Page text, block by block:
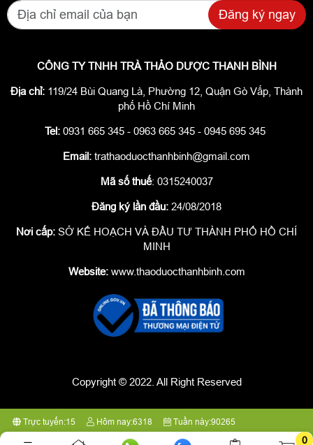
Đăng ký ngay
CÔNG TY TNHH TRÀ THẢO DƯỢC THANH BÌNH
Địa chỉ: 119/24 Bùi Quang Là, Phường 12, Quận Gò Vấp, Thành
phố Hồ Chí Minh
Tel: 0931 665 345 - 0963 665 345 - 0945 695 345
Email: trathaoduocthanhbinh@gmail.com
Mã số thuế: 0315240037
Đăng ký lần đầu: 24/08/2018
Nơi cấp: SỞ KẾ HOẠCH VÀ ĐẦU TƯ THÀNH PHỐ HỒ CHÍ
MINH
Website:www.thaoduocthanhbinh.com
Copyright © 2022. All Right Reserved
Trực tuyến:15 Hôm nay:6318 Tuần này:90265
Tất cả:
7107735 0